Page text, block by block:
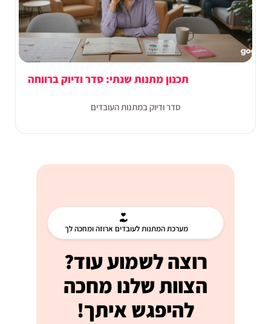
תכנון מתנות שנתי: סדר ודיוק ברווחה
סדר ודיוק במתנות העובדים
מערכת המתנות לעובדים ארוזה ומחכה לך
רוצה לשמוע עוד?
הצוות שלנו מחכה
להיפגש איתך!